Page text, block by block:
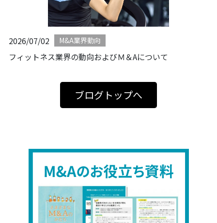
2026/07/02 M&A業界動向
フィットネス業界の動向およびＭ＆Aについて
ブログトップへ